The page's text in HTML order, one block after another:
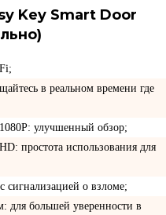
Key Smart Door
в реальном времени где
улучшенный обзор;
простота использования для
сигнализацией о взломе;
для большей уверенности в